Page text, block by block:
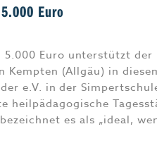
Euro
5.000 Euro unterstützt der
Kempten (Allgäu) in
e.V. in der
heilpädagogische
es als „ideal,